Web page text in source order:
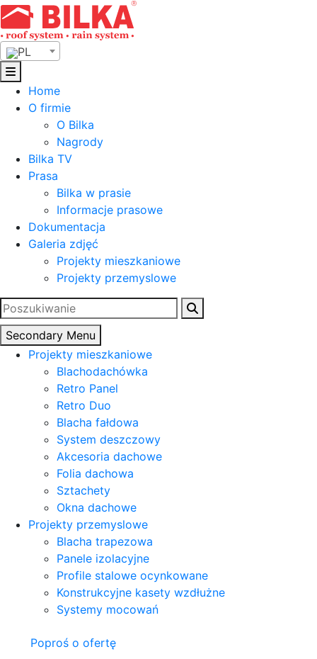
Skip
to
content
PL
Home
O firmie
O Bilka
Nagrody
Bilka TV
Prasa
Bilka w prasie
Informacje prasowe
Dokumentacja
Galeria zdjęć
Projekty mieszkaniowe
Projekty przemyslowe
Szukaj:
Secondary Menu
Projekty mieszkaniowe
Blachodachówka
Retro Panel
Retro Duo
Blacha fałdowa
System deszczowy
Akcesoria dachowe
Folia dachowa
Sztachety
Okna dachowe
Projekty przemyslowe
Blacha trapezowa
Panele izolacyjne
Profile stalowe ocynkowane
Konstrukcyjne kasety wzdłużne
Systemy mocowań
Poproś o ofertę